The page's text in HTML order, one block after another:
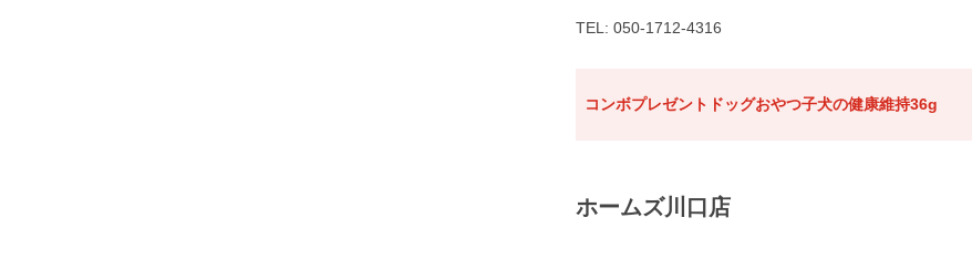
TEL: 050-1712-4316
コンボプレゼントドッグおやつ子犬の健康維持36g
ホームズ川口店